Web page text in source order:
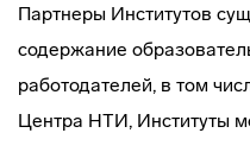
Партнеры Институтов
содержание
работодателей, в том
Центра НТИ, Институты